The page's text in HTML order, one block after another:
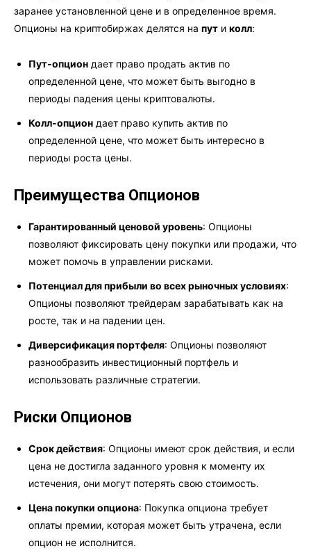
заранее установленной цене и в определенное время.
Опционы на криптобиржах делятся на пут и колл:
Пут-опцион дает право продать актив по
определенной цене, что может быть выгодно в
периоды падения цены криптовалюты.
Колл-опцион дает право купить актив по
определенной цене, что может быть интересно в
периоды роста цены.
Преимущества Опционов
Гарантированный ценовой уровень: Опционы
позволяют фиксировать цену покупки или продажи, что
может помочь в управлении рисками.
Потенциал для прибыли во всех рыночных условиях:
Опционы позволяют трейдерам зарабатывать как на
росте, так и на падении цен.
Диверсификация портфеля: Опционы позволяют
разнообразить инвестиционный портфель и
использовать различные стратегии.
Риски Опционов
Срок действия: Опционы имеют срок действия, и если
цена не достигла заданного уровня к моменту их
истечения, они могут потерять свою стоимость.
Цена покупки опциона: Покупка опциона требует
оплаты премии, которая может быть утрачена, если
опцион не исполнится.